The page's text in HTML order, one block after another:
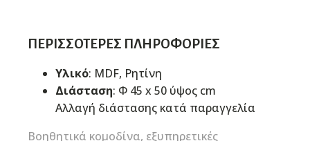
ΠΕΡΙΣΣΌΤΕΡΕΣ ΠΛΗΡΟΦΟΡΊΕΣ
Υλικό: MDF, Ρητίνη
Διάσταση: Φ 45 x 50 ύψος cm
Αλλαγή διάστασης κατά παραγγελία
Βοηθητικά κομοδίνα, εξυπηρετικές